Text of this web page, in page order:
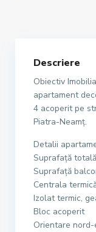
Descriere
Obiectiv
apartament
4 acoperit pe
Piatra-Neamț.
Detalii
Suprafață
Suprafață
Centrala
Izolat termic,
Bloc acoperit
Orientare